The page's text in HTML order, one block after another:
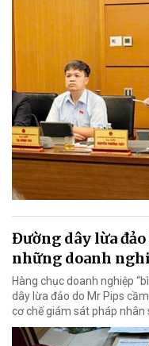
Đường dây lừa
những doanh
Hàng chục doanh nghiệp
dây lừa đảo do Mr Pips
cơ chế giám sát pháp nhân